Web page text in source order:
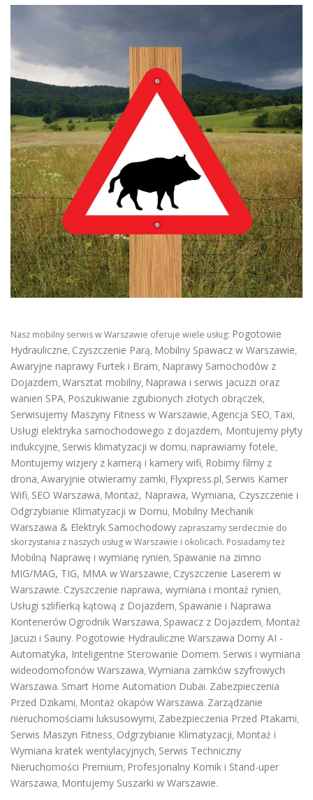
Nasz mobilny serwis w Warszawie oferuje wiele usług: Pogotowie
Hydrauliczne, Czyszczenie Parą, Mobilny Spawacz w Warszawie,
Awaryjne naprawy Furtek i Bram, Naprawy Samochodów z
Dojazdem, Warsztat mobilny, Naprawa i serwis jacuzzi oraz
wanien SPA, Poszukiwanie zgubionych złotych obrączek,
Serwisujemy Maszyny Fitness w Warszawie, Agencja SEO, Taxi,
Usługi elektryka samochodowego z dojazdem, Montujemy płyty
indukcyjne, Serwis klimatyzacji w domu, naprawiamy fotele,
Montujemy wizjery z kamerą i kamery wifi, Robimy filmy z
drona, Awaryjnie otwieramy zamki, Flyxpress.pl, Serwis Kamer
Wifi, SEO Warszawa, Montaż, Naprawa, Wymiana, Czyszczenie i
Odgrzybianie Klimatyzacji w Domu, Mobilny Mechanik
Warszawa & Elektryk Samochodowy zapraszamy serdecznie do
skorzystania z naszych usług w Warszawie i okolicach. Posiadamy też
Mobilną Naprawę i wymianę rynien, Spawanie na zimno
MIG/MAG, TIG, MMA w Warszawie, Czyszczenie Laserem w
Warszawie. Czyszczenie naprawa, wymiana i montaż rynien,
Usługi szlifierką kątową z Dojazdem, Spawanie i Naprawa
Kontenerów Ogrodnik Warszawa, Spawacz z Dojazdem, Montaż
Jacuzi i Sauny. Pogotowie Hydrauliczne Warszawa Domy AI -
Automatyka, Inteligentne Sterowanie Domem. Serwis i wymiana
wideodomofonów Warszawa, Wymiana zamków szyfrowych
Warszawa. Smart Home Automation Dubai. Zabezpieczenia
Przed Dzikami, Montaż okapów Warszawa. Zarządzanie
nieruchomościami luksusowymi, Zabezpieczenia Przed Ptakami,
Serwis Maszyn Fitness, Odgrzybianie Klimatyzacji, Montaż i
Wymiana kratek wentylacyjnych, Serwis Techniczny
Nieruchomości Premium, Profesjonalny Komik i Stand-uper
Warszawa, Montujemy Suszarki w Warszawie.